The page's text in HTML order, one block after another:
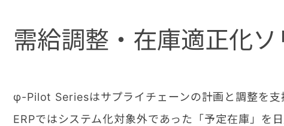
需給調整・在庫適正化
φ-Pilot Seriesはサプライチェーンの計画と調整を
ERPではシステム化対象外であった「予定在庫」を